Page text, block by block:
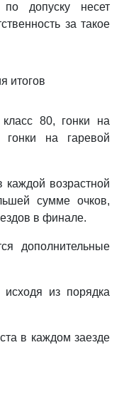
допуску несет
за такое
итогов
80, гонки на
на гаревой
каждой возрастной
сумме очков,
в финале.
дополнительные
исходя из порядка
в каждом заезде